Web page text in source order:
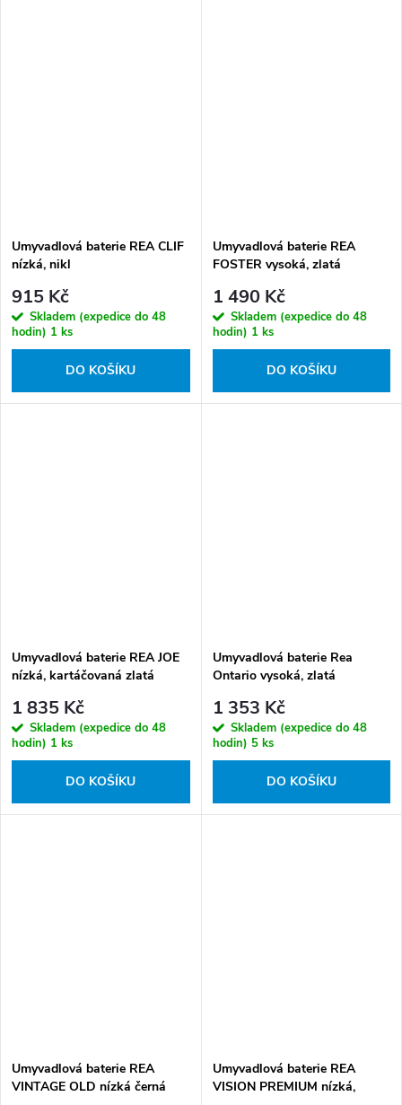
Umyvadlová baterie REA CLIF
nízká, nikl
915 Kč
Skladem (expedice do 48
hodin) 1 ks
DO KOŠÍKU
Umyvadlová baterie REA
FOSTER vysoká, zlatá
1 490 Kč
Skladem (expedice do 48
hodin) 1 ks
DO KOŠÍKU
Umyvadlová baterie REA JOE
nízká, kartáčovaná zlatá
1 835 Kč
Skladem (expedice do 48
hodin) 1 ks
DO KOŠÍKU
Umyvadlová baterie Rea
Ontario vysoká, zlatá
1 353 Kč
Skladem (expedice do 48
hodin) 5 ks
DO KOŠÍKU
Umyvadlová baterie REA
VINTAGE OLD nízká černá
Umyvadlová baterie REA
VISION PREMIUM nízká,